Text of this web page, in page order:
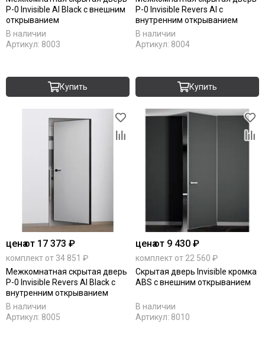
P-0 Invisible Al Black с внешним
открыванием
В наличии
Артикул: 8003
Купить
P-0 Invisible Revers Al с
внутренним открыванием
В наличии
Артикул: 8004
Купить
ценаот 17 373 ₽
комплект от 34 851 ₽
Межкомнатная скрытая дверь
P-0 Invisible Revers Al Black с
внутренним открыванием
В наличии
Артикул: 8005
ценаот 9 430 ₽
комплект от 22 560 ₽
Скрытая дверь Invisible кромка
ABS с внешним открыванием
В наличии
Артикул: 8010